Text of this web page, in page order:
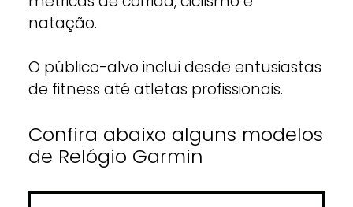
natação.
O público-alvo inclui desde entusiastas
de fitness até atletas profissionais.
Confira abaixo alguns modelos
de Relógio Garmin